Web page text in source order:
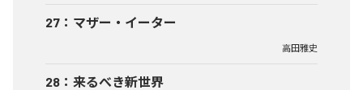
27 ： マザー・イーター
高田雅史
28 ： 来るべき新世界